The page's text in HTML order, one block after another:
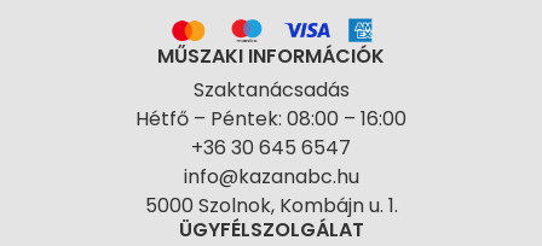
MŰSZAKI INFORMÁCIÓK
Szaktanácsadás
Hétfő – Péntek: 08:00 – 16:00
+36 30 645 6547
info@kazanabc.hu
5000 Szolnok, Kombájn u. 1.
ÜGYFÉLSZOLGÁLAT